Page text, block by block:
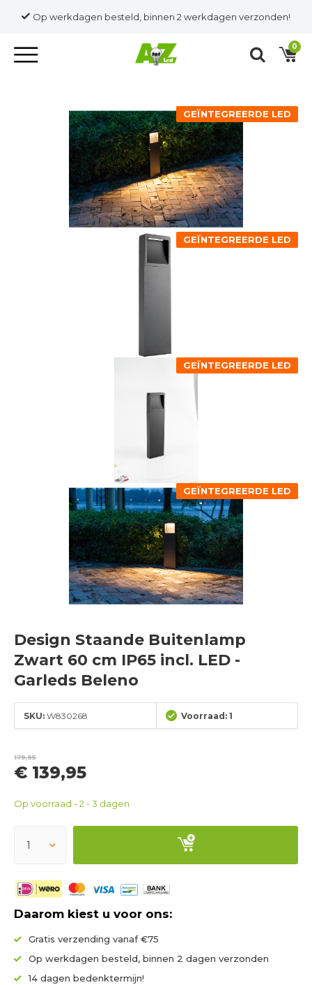
Op werkdagen besteld, binnen 2 werkdagen verzonden!
0
GEÏNTEGREERDE LED
GEÏNTEGREERDE LED
GEÏNTEGREERDE LED
GEÏNTEGREERDE LED
Design Staande Buitenlamp
Zwart 60 cm IP65 incl. LED -
Garleds Beleno
SKU: W830268 Voorraad: 1
179,95
€ 139,95
Op voorraad - 2 - 3 dagen
Daarom kiest u voor ons:
Gratis verzending vanaf €75
Op werkdagen besteld, binnen 2 dagen verzonden
14 dagen bedenktermijn!